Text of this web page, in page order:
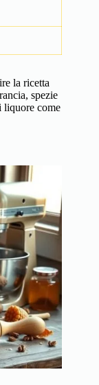
la ricetta
spezie
liquore come